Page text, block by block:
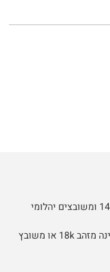
כל התכשיטים שלנו מיוצרים מזהב 14k ומשובצים יהלומי
ניתן להזמין בייצור אישי את עגיל סרינה מזהב 18k או משובץ